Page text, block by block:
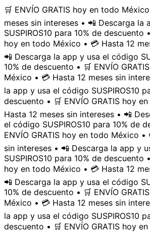
🛒 ENVÍO GRATIS hoy en todo
meses sin intereses • 📲 Descarga la
SUSPIROS10 para 10% de descuento
hoy en todo México • 💳 Hasta 12
📲 Descarga la app y usa el código
10% de descuento • 🛒 ENVÍO
México • 💳 Hasta 12 meses sin
la app y usa el código SUSPIROS10
descuento • 🛒 ENVÍO GRATIS hoy
Hasta 12 meses sin intereses • 📲
el código SUSPIROS10 para 10% de
ENVÍO GRATIS hoy en todo México •
sin intereses • 📲 Descarga la app y
SUSPIROS10 para 10% de descuento
hoy en todo México • 💳 Hasta 12
📲 Descarga la app y usa el código
10% de descuento • 🛒 ENVÍO
México • 💳 Hasta 12 meses sin
la app y usa el código SUSPIROS10
descuento • 🛒 ENVÍO GRATIS hoy